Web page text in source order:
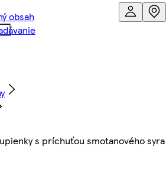
obsah
s príchuťou smotanového